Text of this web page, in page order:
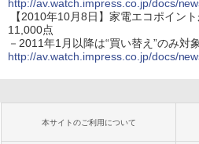
http://av.watch.impress.co.jp/docs/
【2010年10月8日】家電エコポイン
11,000点
－2011年1月以降は“買い替え”のみ対
http://av.watch.impress.co.jp/docs/
本サイトのご利用について